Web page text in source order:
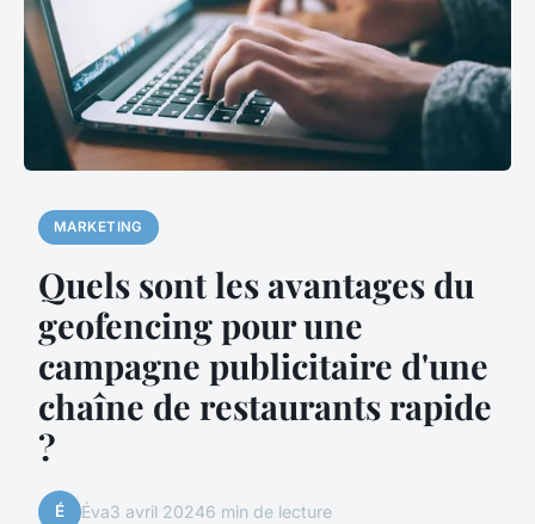
MARKETING
Quels sont les avantages du
geofencing pour une
campagne publicitaire d'une
chaîne de restaurants rapide
?
É Éva3 avril 20246 min de lecture